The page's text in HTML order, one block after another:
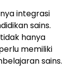
integrasi
sains.
hanya
memiliki
sains.